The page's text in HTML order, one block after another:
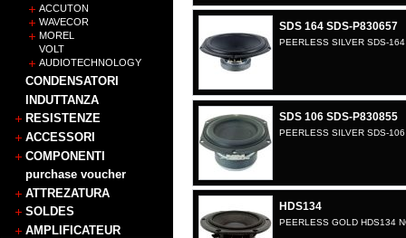
ACCUTON
WAVECOR
MOREL
VOLT
AUDIOTECHNOLOGY
CONDENSATORI
INDUTTANZA
RESISTENZE
ACCESSORI
COMPONENTI
purchase voucher
ATTREZATURA
SOLDES
AMPLIFICATEUR
SDS 164 SDS-P830657
PEERLESS SILVER SDS-
SDS 106 SDS-P830855
PEERLESS SILVER SDS-
HDS134
PEERLESS GOLD HDS134